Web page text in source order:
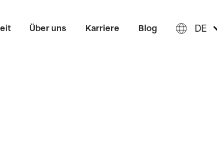
Über uns Karriere Blog DE